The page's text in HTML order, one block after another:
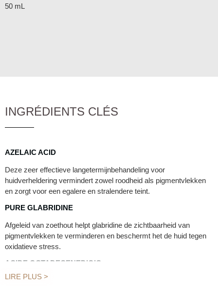
• Heeft sterke keratolytische eigenschappen voor het vernieuwen
50 mL
INGRÉDIENTS CLÉS
AZELAIC ACID
Deze zeer effectieve langetermijnbehandeling voor
huidverheldering vermindert zowel roodheid als pigmentvlekken
en zorgt voor een egalere en stralendere teint.
PURE GLABRIDINE
Afgeleid van zoethout helpt glabridine de zichtbaarheid van
pigmentvlekken te verminderen en beschermt het de huid tegen
oxidatieve stress.
ACIDE OCTADECENEDIOIC
Nieuw op de markt helpt het pigmentvlekken te vervagen en de
LIRE PLUS >